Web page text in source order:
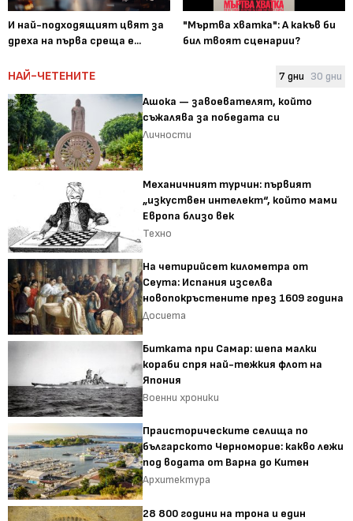
И най-подходящият цвят за
дреха на първа среща е...
"Мъртва хватка": А какъв би
бил твоят сценарии?
НАЙ-ЧЕТЕНИТЕ 7 дни 30 дни
Ашока — завоевателят, който
съжалява за победата си
Личности
Механичният турчин: първият
„изкуствен интелект“, който мами
Европа близо век
Техно
На четирийсет километра от
Сеута: Испания изселва
новопокръстените през 1609 година
Досиета
Битката при Самар: шепа малки
кораби спря най-тежкия флот на
Япония
Военни хроники
Праисторическите селища по
българското Черноморие: какво лежи
под водата от Варна до Китен
Архитектура
28 800 години на трона и един